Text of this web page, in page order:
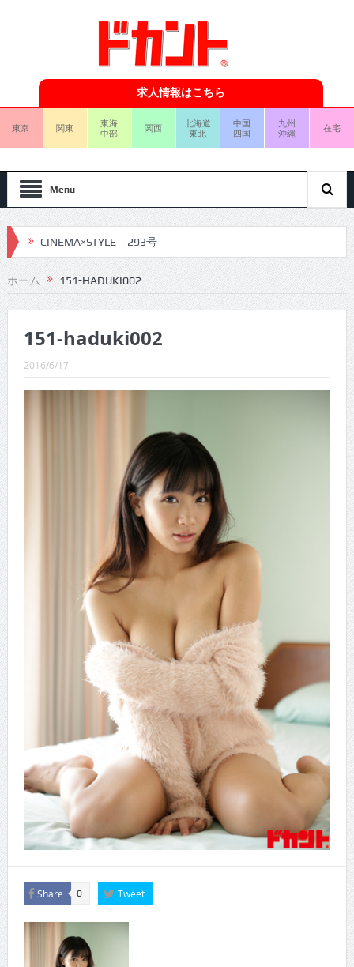
求人情報はこちら
東京 関東
東海
中部
関西
北海道
東北
中国
四国
九州
沖縄
在宅
Menu
CINEMA×STYLE 293号
CINEMA×STYLE 292号
CINEMA×STYLE 291号
CINEMA×STYLE 290号
CINEMA×STYLE 289号
CINEMA×STYLE 288号
CINEMA×STYLE 286号
CINEMA×STYLE 285号
CINEMA×STYLE 294号
ホーム 151-HADUKI002
151-haduki002
2016/6/17
Share 0 Tweet